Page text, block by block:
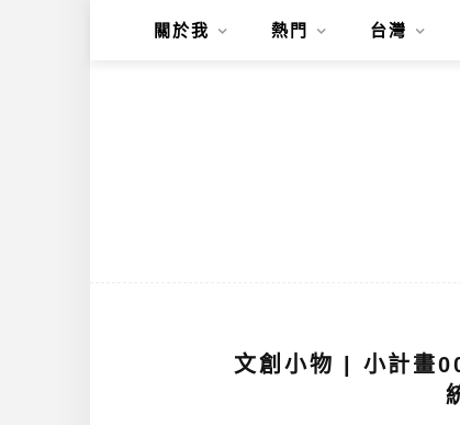
關於我 熱門 台灣
文創小物 | 小計畫